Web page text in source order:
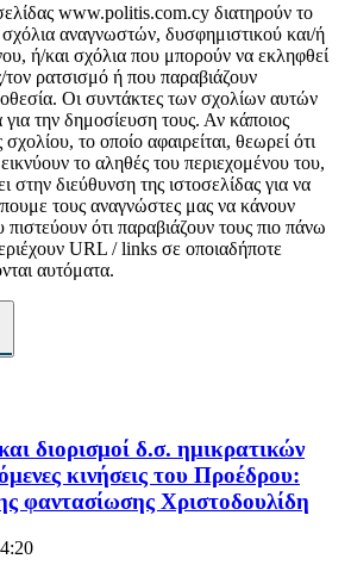
www.politis.com.cy διατηρούν το
αναγνωστών, δυσφημιστικού και/ή
ή/και σχόλια που μπορούν να εκληφθεί
τον ρατσισμό ή που παραβιάζουν
Οι συντάκτες των σχολίων αυτών
την δημοσίευση τους. Αν κάποιος
το οποίο αφαιρείται, θεωρεί ότι
το αληθές του περιεχομένου του,
στην διεύθυνση της ιστοσελίδας για να
τους αναγνώστες μας να κάνουν
ότι παραβιάζουν τους πιο πάνω
URL / links σε οποιαδήποτε
αυτόματα.
διορισμοί δ.σ. ημικρατικών
κινήσεις του Προέδρου:
φαντασίωσης Χριστοδουλίδη